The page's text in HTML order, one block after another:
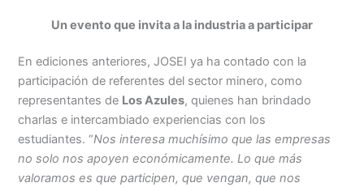
Un evento que invita a la industria a participar
En ediciones anteriores, JOSEI ya ha contado con la
participación de referentes del sector minero, como
representantes de Los Azules, quienes han brindado
charlas e intercambiado experiencias con los
estudiantes. “Nos interesa muchísimo que las empresas
no solo nos apoyen económicamente. Lo que más
valoramos es que participen, que vengan, que nos